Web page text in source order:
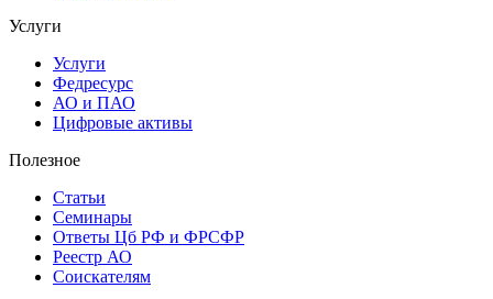
Услуги
Услуги
Федресурс
АО и ПАО
Цифровые активы
Полезное
Статьи
Cеминары
Ответы Цб РФ и ФРСФР
Реестр АО
Соискателям